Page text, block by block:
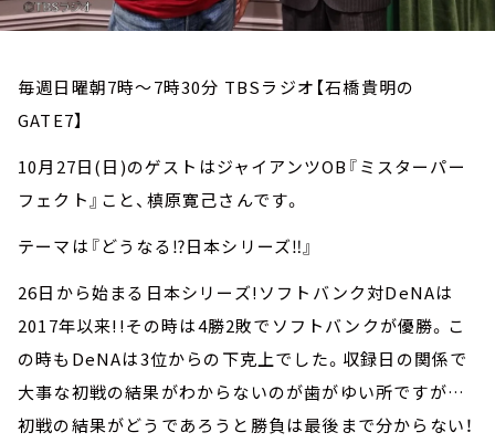
毎週日曜朝7時～7時30分 TBSラジオ【石橋貴明の
GATE7】
10月27日(日)のゲストはジャイアンツOB『ミスターパー
フェクト』こと、槙原寛己さんです。
テーマは『どうなる⁉日本シリーズ‼』
26日から始まる日本シリーズ!ソフトバンク対DeNAは
2017年以来!!その時は4勝2敗でソフトバンクが優勝。こ
の時もDeNAは3位からの下克上でした。収録日の関係で
大事な初戦の結果がわからないのが歯がゆい所ですが…
初戦の結果がどうであろうと勝負は最後まで分からない！